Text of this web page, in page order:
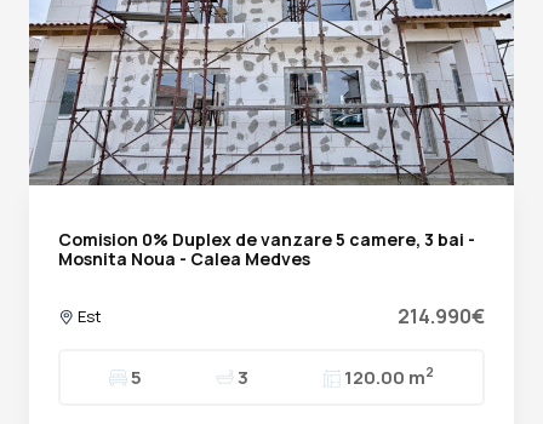
Comision 0% Duplex de vanzare 5 camere, 3 bai -
Mosnita Noua - Calea Medves
Est 214.990€
5 3 120.00 m2